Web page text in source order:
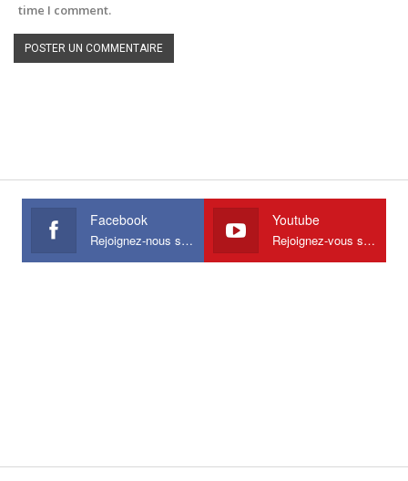
time I comment.
Facebook
Rejoignez-nous sur Facebook
Youtube
Rejoignez-vous sur Youtube